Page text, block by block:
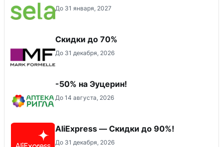
До 31 января, 2027
Скидки до 70%
До 31 декабря, 2026
-50% на Эуцерин!
До 14 августа, 2026
AliExpress — Скидки до 90%!
До 31 декабря, 2026